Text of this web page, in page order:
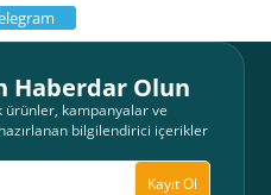
Haberdar Olun
ürünler, kampanyalar ve
bilgilendirici içerikler
Kayıt Ol